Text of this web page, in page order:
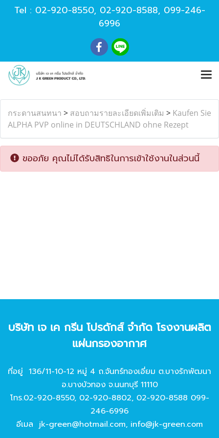
Tel : 02-920-8550, 02-920-8588, 099-246-
6996
กระดานสนทนา > สอบถามรายละเอียดเพิ่มเติม > Kaufen Sie
ALPHA PVP online in DEUTSCHLAND ohne Rezept
ขออภัย คุณไม่ได้รับสิทธิในการเข้าใช้งานในส่วนนี้
บริษัท เจ เค กรีน โปรดักส์ จํากัด โรงงานผลิต
แผ่นกรองอากาศ
ที่อยู่ 136/11-10-12 หมู่ 4 ถ.จันทร์ทองเอี่ยม ต.บางรักพัฒนา
อ.บางบัวทอง จ.นนทบุรี 11110
โทร.02-920-8550, 02-920-8802, 02-920-8588 099-
246-6996
อีเมล jk-green@hotmail.com, info@jk-green.com